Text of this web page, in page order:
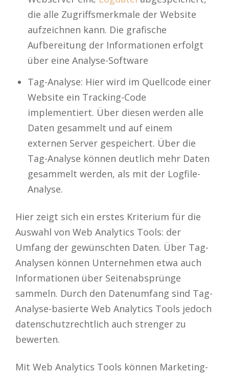
die alle Zugriffsmerkmale der Website
aufzeichnen kann. Die grafische
Aufbereitung der Informationen erfolgt
über eine Analyse-Software
Tag-Analyse: Hier wird im Quellcode einer
Website ein Tracking-Code
implementiert. Über diesen werden alle
Daten gesammelt und auf einem
externen Server gespeichert. Über die
Tag-Analyse können deutlich mehr Daten
gesammelt werden, als mit der Logfile-
Analyse.
Hier zeigt sich ein erstes Kriterium für die
Auswahl von Web Analytics Tools: der
Umfang der gewünschten Daten. Über Tag-
Analysen können Unternehmen etwa auch
Informationen über Seitenabsprünge
sammeln. Durch den Datenumfang sind Tag-
Analyse-basierte Web Analytics Tools jedoch
datenschutzrechtlich auch strenger zu
bewerten.
Mit Web Analytics Tools können Marketing-